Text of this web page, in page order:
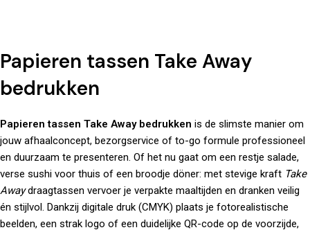
Papieren tassen Take Away
bedrukken
Papieren tassen Take Away bedrukken is de slimste manier om
jouw afhaalconcept, bezorgservice of to-go formule professioneel
en duurzaam te presenteren. Of het nu gaat om een restje salade,
verse sushi voor thuis of een broodje döner: met stevige kraft Take
Awaydraagtassen vervoer je verpakte maaltijden en dranken veilig
én stijlvol. Dankzij digitale druk (CMYK) plaats je fotorealistische
beelden, een strak logo of een duidelijke QR-code op de voorzijde,